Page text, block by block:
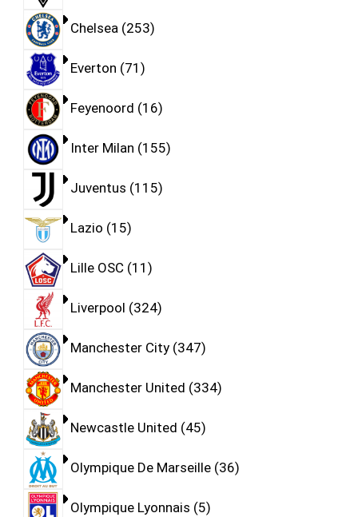
Chelsea 253
Everton 71
Feyenoord 16
Inter Milan 155
Juventus 115
Lazio 15
Lille OSC 11
Liverpool 324
Manchester City 347
Manchester United 334
Newcastle United 45
Olympique De Marseille 36
Olympique Lyonnais 5